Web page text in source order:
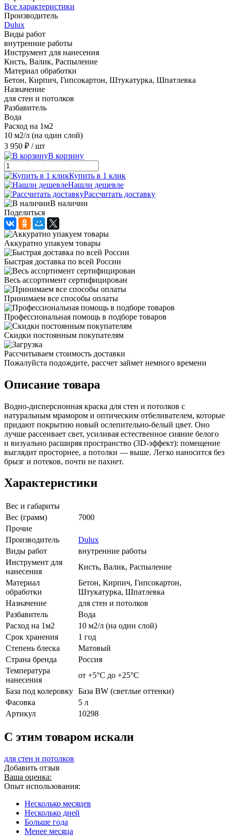
Все характеристики
Производитель
Dulux
Виды работ
внутренние работы
Инструмент для нанесения
Кисть, Валик, Распыление
Материал обработки
Бетон, Кирпич, Гипсокартон, Штукатурка, Шпатлевка
Назначение
для стен и потолков
Разбавитель
Вода
Расход на 1м2
10 м2/л (на один слой)
3 950 ₽ / шт
В корзину
Купить в 1 клик
Нашли дешевле
Рассчитать доставку
В наличии
Поделиться
Аккуратно упакуем товары
Быстрая доставка по всей России
Весь ассортимент сертифицирован
Принимаем все способы оплаты
Профессиональная помощь в подборе товаров
Скидки постоянным покупателям
Рассчитываем стоимость доставки
Пожалуйста подождите, рассчет займет немного времени
Описание товара
Водно-дисперсионная краска для стен и потолков с
натуральным мрамором и оптическим отбеливателем, которые
придают покрытию новый ослепительно-белый цвет. Оно
лучше рассеивает свет, усиливая естественное сияние белого
и визуально расширяя пространство (3D-эффект): помещение
выглядит просторнее, а потолки — выше. Легко наносится без
брызг и потеков, почти не пахнет.
Характеристики
Вес и габариты
Вес (грамм)
7000
Прочие
Производитель
Dulux
Виды работ
внутренние работы
Инструмент для
нанесения
Кисть, Валик, Распыление
Материал
обработки
Бетон, Кирпич, Гипсокартон,
Штукатурка, Шпатлевка
Назначение
для стен и потолков
Разбавитель
Вода
Расход на 1м2
10 м2/л (на один слой)
Срок хранения
1 год
Степень блеска
Матовый
Страна бренда
Россия
Температура
нанесения
от +5°С до +25°С
База под колеровку База BW (светлые оттенки)
Фасовка
5 л
Артикул
10298
C этим товаром искали
для стен и потолков
Добавить отзыв
Ваша оценка:
Опыт использования:
Несколько месяцев
Несколько дней
Больше года
Менее месяца